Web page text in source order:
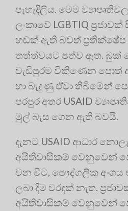
පැහැදිලිය. මෙම
ලංකාවේ LGBTIQ
හඬක් ඇති බවත්
තත්ත්වයට පත්ව ඇත. බුක්
වැඩිපුරම විකිණෙන පොත්
හා බැඳුණු ඒවා තිබීමෙන්
පරපුර අතර USAID
මුල් බැස ගෙන ඇති බවයි.
දැනට USAID ආධාර
අයිතිවාසිකම් වෙනුවෙන්
වන විට, පෞද්ගලික අංශය
ලබා දීම වරදක් නැත.
අයිතිවාසිකම් වෙනුවෙන්